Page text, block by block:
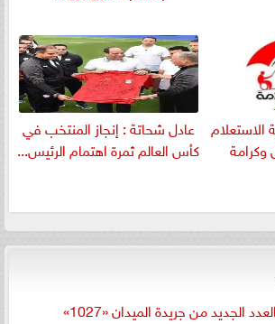
الاستعلام
عادل شحاتة : إنجاز المنتخب في
كأس العالم ثمرة اهتمام الرئيس...
العدد الجديد من جريدة الميدان «1027»